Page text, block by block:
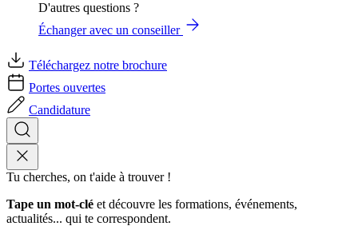
D'autres questions ?
Échanger avec un conseiller
Téléchargez notre brochure
Portes ouvertes
Candidature
Tu cherches, on t'aide à trouver !
Tape un mot-clé et découvre les formations, événements,
actualités... qui te correspondent.